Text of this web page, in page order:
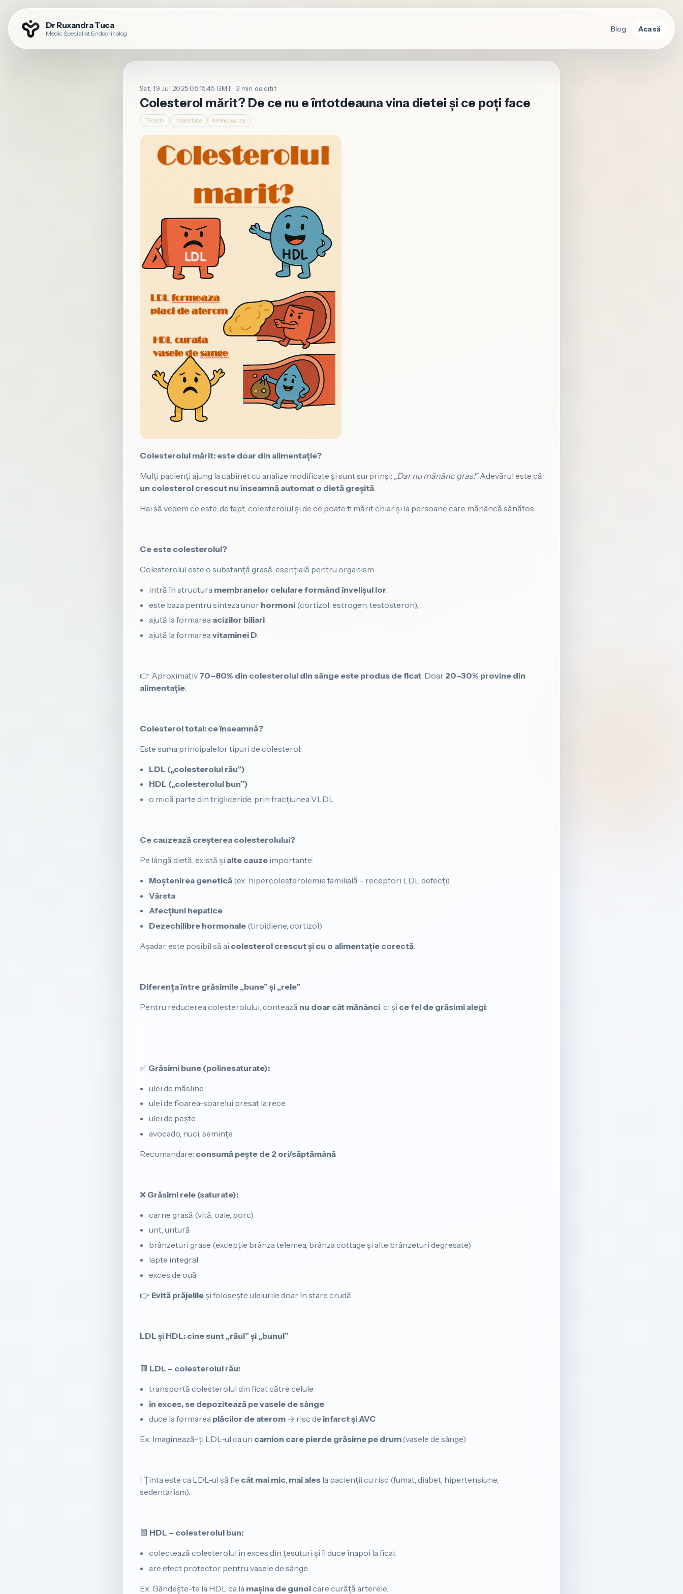
Dr Ruxandra Tuca
Medic Specialist Endocrinolog
Blog Acasă
Sat, 19 Jul 2025 05:15:45 GMT · 3 min de citit
Colesterol mărit? De ce nu e întotdeauna vina dietei și ce poți face
Tiroida Obezitate Menopauza
Colesterolul mărit: este doar din alimentație?
Mulți pacienți ajung la cabinet cu analize modificate și sunt surprinși: „Dar nu mănânc gras!”Adevărul este că
un colesterol crescut nu înseamnă automat o dietă greșită.
Hai să vedem ce este, de fapt, colesterolul și de ce poate fi mărit chiar și la persoane care mănâncă sănătos.
Ce este colesterolul?
Colesterolul este o substanță grasă, esențială pentru organism:
intră în structura membranelor celulare formând învelișul lor,
este baza pentru sinteza unor hormoni (cortizol, estrogen, testosteron),
ajută la formarea acizilor biliari
ajută la formarea vitaminei D
👉 Aproximativ 70–80% din colesterolul din sânge este produs de ficat . Doar 20–30% provine din
alimentație
Colesterol total: ce înseamnă?
Este suma principalelor tipuri de colesterol:
LDL („colesterolul rău”)
HDL („colesterolul bun”)
o mică parte din trigliceride, prin fracțiunea VLDL
Ce cauzează creșterea colesterolului?
Pe lângă dietă, există și alte cauze importante:
Moștenirea genetică(ex: hipercolesterolemie familială – receptori LDL defecți)
Vârsta
Afecțiuni hepatice
Dezechilibre hormonale(tiroidiene, cortizol)
Așadar, este posibil să ai colesterol crescut și cu o alimentație corectă
Diferența între grăsimile „bune” și „rele”
Pentru reducerea colesterolului, contează nu doar cât mănânci , ci și ce fel de grăsimi alegi:
✅ Grăsimi bune (polinesaturate):
ulei de măsline
ulei de floarea-soarelui presat la rece
ulei de pește
avocado, nuci, semințe
Recomandare: consumă pește de 2 ori/săptămână
❌ Grăsimi rele (saturate):
carne grasă (vită, oaie, porc)
unt, untură
brânzeturi grase (excepție brânza telemea, brânza cottage și alte brânzeturi degresate)
lapte integral
exces de ouă
👉 Evită prăjelileși folosește uleiurile doar în stare crudă.
LDL și HDL: cine sunt „răul” și „bunul”
🟥 LDL – colesterolul rău:
transportă colesterolul din ficat către celule
în exces, se depozitează pe vasele de sânge
duce la formarea plăcilor de aterom→ risc de infarct și AVC
Ex: Imaginează-ți LDL-ul ca un camion care pierde grăsime pe drum.(vasele de sânge)
! Ținta este ca LDL-ul să fie cât mai mic, mai ales la pacienții cu risc (fumat, diabet, hipertensiune,
sedentarism).
🟩 HDL – colesterolul bun:
colectează colesterolul în exces din țesuturi și îl duce înapoi la ficat
are efect protector pentru vasele de sânge
Ex: Gândește-te la HDL ca la mașina de gunoicare curăță arterele.